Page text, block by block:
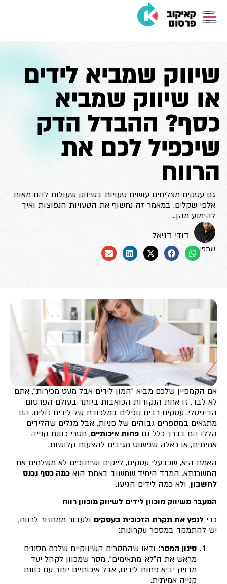
שיווק שמביא לידים
או שיווק שמביא
כסף? ההבדל הדק
שיכפיל לכם את
הרווח
גם עסקים מצליחים עושים טעויות בשיווק שעולות להם מאות
אלפי שקלים. במאמר זה נחשוף את הטעויות הנפוצות ואיך
להימנע מהן…
דודי דניאל
שתפו
אם הקמפיין שלכם מביא "המון לידים אבל מעט מכירות", אתם
לא לבד. זו אחת הנקודות הכואבות ביותר בעולם הפרסום
הדיגיטלי. עסקים רבים נופלים במלכודת של לידים זולים. הם
מתגאים במספרים גבוהים של פניות, אבל מגלים שהלידים
הללו הם בדרך כלל גם פחות איכותיים, חסרי כוונת קנייה
אמיתית, או כאלה שפשוט מגיבים להצעות קלושות.
האמת היא, שכבעלי עסקים, לייקים ושיתופים לא משלמים את
המשכנתא. המדד היחיד שחשוב באמת הוא כמה כסף נכנס
לחשבון, ולא כמה לידים הגיעו.
המעבר משיווק מוכוון לידים לשיווק מוכוון רווח
כדי לנפץ את תקרת הזכוכית בעסקים ולעבור ממחזור לרווח,
יש להתמקד במספר עקרונות:
סינון המסר: ודאו שהמסרים השיווקיים שלכם מסננים
מראש את ה"לא-מתאימים". מסר שמכוון לקהל יעד
מדויק יביא פחות לידים, אבל איכותיים יותר עם כוונת
קנייה אמיתית.